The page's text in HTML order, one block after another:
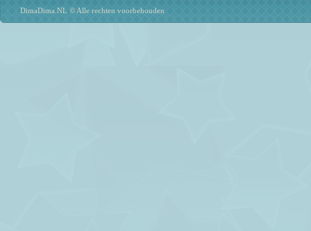
DimaDima.NL © Alle rechten voorbehouden